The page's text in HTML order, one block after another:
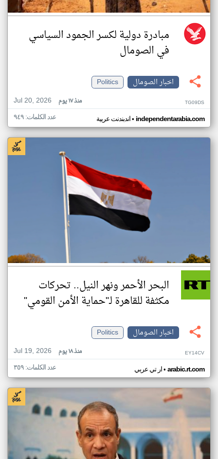
مبادرة دولية لكسر الجمود السياسي
في الصومال
اخبار الصومال
Politics
Jul 20, 2026
منذ ١٧ يوم TG09DS
اندبندنت عربية• independentarabia.com عدد الكلمات: ٩٤٩
البحر الأحمر ونهر النيل.. تحركات
مكثفة للقاهرة لـ"حماية الأمن القومي"
اخبار الصومال
Politics
Jul 19, 2026
منذ ١٨ يوم EY14CV
ار تي عربي• arabic.rt.com عدد الكلمات: ٣٥٩